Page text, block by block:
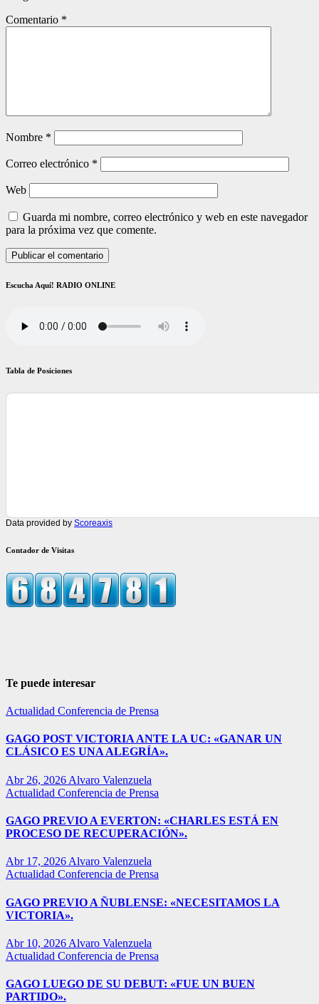
Comentario *
Nombre *
Correo electrónico *
Web
Guarda mi nombre, correo electrónico y web en este navegador
para la próxima vez que comente.
Escucha Aquí! RADIO ONLINE
Tabla de Posiciones
Data provided by Scoreaxis
Contador de Visitas
Te puede interesar
Actualidad Conferencia de Prensa
GAGO POST VICTORIA ANTE LA UC: «GANAR UN
CLÁSICO ES UNA ALEGRÍA».
Abr 26, 2026 Alvaro Valenzuela
Actualidad Conferencia de Prensa
GAGO PREVIO A EVERTON: «CHARLES ESTÁ EN
PROCESO DE RECUPERACIÓN».
Abr 17, 2026 Alvaro Valenzuela
Actualidad Conferencia de Prensa
GAGO PREVIO A ÑUBLENSE: «NECESITAMOS LA
VICTORIA».
Abr 10, 2026 Alvaro Valenzuela
Actualidad Conferencia de Prensa
GAGO LUEGO DE SU DEBUT: «FUE UN BUEN
PARTIDO».